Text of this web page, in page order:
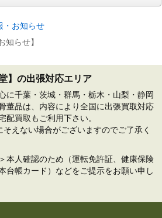
・お知らせ
知らせ】
堂】の出張対応エリア
に千葉・茨城・群馬・栃木・山梨・静岡
董品は、内容により全国に出張買取対応
配買取もご利用下さい。
えない場合がございますのでご了承く
本人確認のため（運転免許証、健康保険
台帳カード）などをご提示をお願い申し